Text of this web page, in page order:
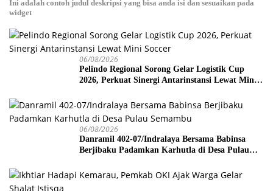
Ini adalah contoh judul deskripsi yang bisa anda isi dan sesuaikan pada
widget
06/08/2026
Pelindo Regional Sorong Gelar Logistik Cup
2026, Perkuat Sinergi Antarinstansi Lewat Mini
06/08/2026
Danramil 402-07/Indralaya Bersama Babinsa
Berjibaku Padamkan Karhutla di Desa Pulau